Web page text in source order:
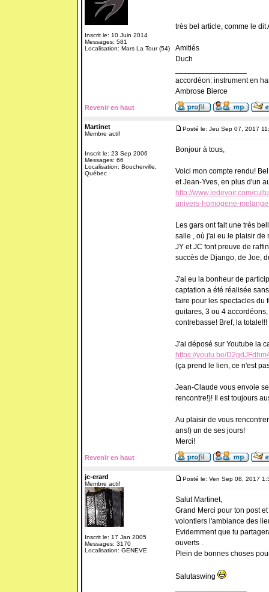
Inscrit le: 10 Juin 2014
Messages: 581
Localisation: Mars La Tour (54)
très bel article, comme le dit
Amitiés
Duch
accordéon: instrument en
Ambrose Bierce
Revenir en haut
Martinet
Membre actif
Inscrit le: 23 Sep 2006
Messages: 66
Localisation: Boucherville,
Québec
Posté le: Jeu Sep 07, 2017
Bonjour à tous,
Voici mon compte rendu!
et Jean-Yves, en plus d'un
http://www.ledevoir.com/
univers-homogene-
Les gars ont fait une très
salle , où j'ai eu le plaisir de
JY et JC font preuve de
succès de Django, de Joe,
J'ai eu la bonheur de
captation a été réalisée
faire pour les spectacles du
guitares, 3 ou 4
contrebasse! Bref, la totale!!!
J'ai déposé sur Youtube la
https://youtu.be/
(ça prend le lien, ce n'est
Jean-Claude vous envoie
rencontre!)! Il est toujours
Au plaisir de vous
ans!) un de ses jours!
Merci!
Revenir en haut
jc-erard
Membre actif
Inscrit le: 17 Jan 2005
Messages: 3170
Localisation: GENEVE
Posté le: Ven Sep 08, 2017
Salut Martinet,
Grand Merci pour ton post
volontiers l'ambiance des
Evidemment que tu
ouverts .
Plein de bonnes choses
Salutaswing